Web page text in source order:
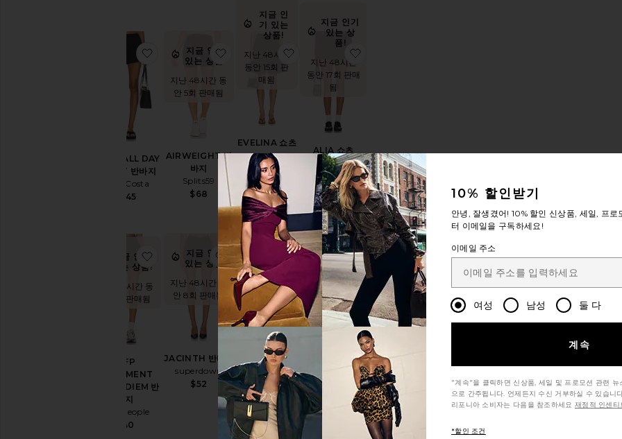
TWILL ALL DAY
SHORT 반바지
Enza Costa
$245
찜상품TWILL ALL DAY SHORT 반바지
지금 인기
있는 상품!
지난 48시간 동
안 5회 판매됨
AIRWEIGHT 반
바지
Splits59
$68
찜상품AIRWEIGHT 반바지
지금 인
기 있는
상품!
지난 48시간
동안 15회 판
매됨
EVELINA 쇼츠
superdown
$72
찜상품EVELINA 쇼츠
지금 인기
있는 상
품!
지난 48시간
동안 17회 판매
됨
ALIA 쇼츠
ALL THE WAYS
$64
지금 인기
있는 상품!
지난 48시간 동
안 8회 판매됨
X FP
MOVEMENT
CARPE DIEM 반
바지
Free People
$40
찜상품X FP MOVEMENT CARPE DIEM 반바지
지금 인기
있는 상품!
지난 48시간 동
안 8회 판매됨
JACINTH 반바지
superdown
$52
찜상품JACINTH 반바지
지금 인
기 있는
상품!
지난 48시간
동안 11회 판
매됨
KARINA 반바
지
superdown
$68
찜상품KARINA 반바지
지금 인기
있는 상
품!
지난 48시간
동안 15회 판매
RAMONA 반바
I.AM.GIA
찜상품RAMONA 반바지
10% 할인받기
안녕, 잘생겼어! 10% 할인 신상품, 세일, 프로
터 이메일을 구독하세요!
이메일 주소
여성 남성 둘 다
계속
"계속"을 클릭하면 신상품, 세일 및 프로모션 관련 뉴
으로 간주됩니다. 언제든지 수신 거부하실 수 있습니
리포니아 소비자는 다음을 참조하세요 재정적 인센티
*할인 조건